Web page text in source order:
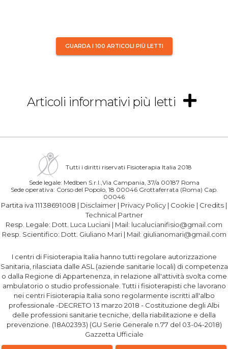
GUARDA I 100 ARTICOLI PIÙ LETTI
Articoli informativi più letti
Tutti i diritti riservati Fisioterapia Italia 2018
Sede legale: Medben S.r.l.,Via Campania, 37/a 00187 Roma
Sede operativa: Corso del Popolo, 18 00046 Grottaferrata (Roma) Cap.
00046
Partita iva 11138691008 | Disclaimer | Privacy Policy | Cookie | Credits |
Technical Partner
Resp. Legale: Dott. Luca Luciani | Mail: lucalucianifisio@gmail.com
Resp. Scientifico: Dott. Giuliano Mari| Mail: giulianomari@gmail.com
I centri di Fisioterapia Italia hanno tutti regolare autorizzazione
Sanitaria, rilasciata dalle ASL (aziende sanitarie locali) di competenza
o dalla Regione di Appartenenza, in relazione all'attività svolta come
ambulatorio o studio professionale. Tutti i fisioterapisti che lavorano
nei centri Fisioterapia Italia sono regolarmente iscritti all'albo
professionale -DECRETO 13 marzo 2018 - Costituzione degli Albi
delle professioni sanitarie tecniche, della riabilitazione e della
prevenzione. (18A02393) (GU Serie Generale n.77 del 03-04-2018)
Gazzetta Ufficiale